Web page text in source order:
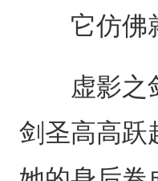
它仿佛就
虚影之剑
剑圣高高跃